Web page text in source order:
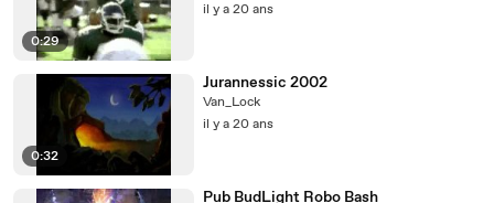
0:29
il y a 20 ans
0:32
Jurannessic 2002
Van_Lock
il y a 20 ans
Pub BudLight Robo Bash